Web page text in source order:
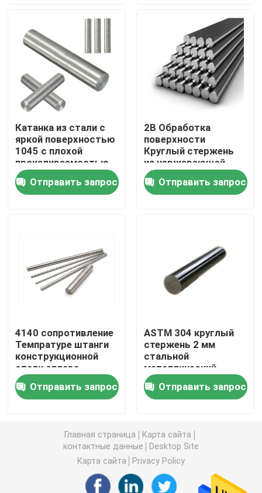
Проверка качества
Свяжитесь мы
Новости
Горячекатаная катушка нержавеющей стали
Холоднопрокатная катушка нержавеющей стали
Металлический лист нержавеющей стали
Сваренная трубка нержавеющей стали
Круглая нержавеющая сталь штанга
Присадочный пруток углерода стальной
низкоуглеродистая стальная катушка
Лист стальной пластины углерода
Катанка из стали с
яркой поверхностью
1045 с плохой
прокаливаемостью
Отправить запрос
2B Обработка
поверхности
Круглый стержень
из нержавеющей
стали 430
Отправить запрос
4140 сопротивление
Темпратуре штанги
конструкционной
стали сплава
высокое
Отправить запрос
ASTM 304 круглый
стержень 2 мм
стальной
металлический
стержень
холоднокатаный
Отправить запрос
Главная страница
Карта сайта
контактные данные
Desktop Site
Карта сайта
Privacy Policy